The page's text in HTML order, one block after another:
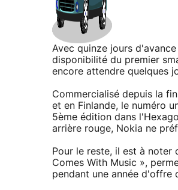
Avec quinze jours
disponibilité du premier
encore attendre quelques
Commercialisé depuis la
et en Finlande, le numéro
5ème édition dans
arrière rouge, Nokia ne
Pour le reste, il est à noter
Comes With Music »,
pendant une année d'offre